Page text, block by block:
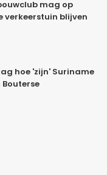
mag op
verkeerstuin blijven
hoe 'zijn' Suriname